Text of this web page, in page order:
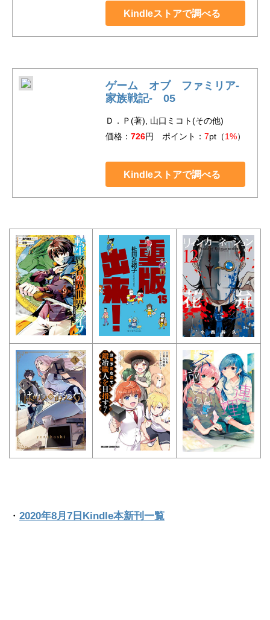
Kindleストアで調べる
ゲーム オブ ファミリア-
家族戦記- 05
Ｄ．Ｐ(著), 山口ミコト(その他)
価格： 726円 ポイント： 7pt（1%）
Kindleストアで調べる
・ 2020年8月7日Kindle本新刊一覧